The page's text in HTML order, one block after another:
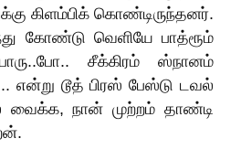
கிளம்பிக் கொண்டிருந்தனர்.
கோண்டு வெளியே பாத்ரூம்
சீக்கிரம் ஸ்நானம்
என்று டூத் பிரஸ் பேஸ்டு டவல்
நான் முற்றம் தாண்டி